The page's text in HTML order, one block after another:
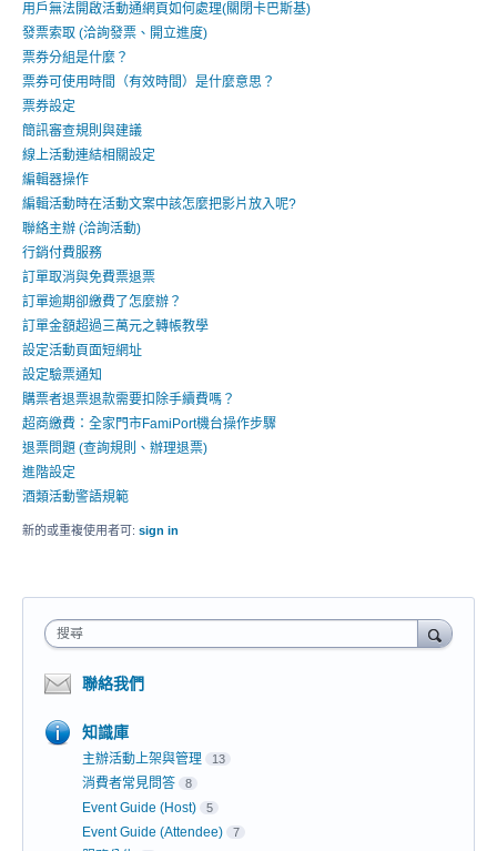
用戶無法開啟活動通網頁如何處理(關閉卡巴斯基)
發票索取 (洽詢發票、開立進度)
票券分組是什麼？
票券可使用時間（有效時間）是什麼意思？
票券設定
簡訊審查規則與建議
線上活動連結相關設定
編輯器操作
編輯活動時在活動文案中該怎麼把影片放入呢?
聯絡主辦 (洽詢活動)
行銷付費服務
訂單取消與免費票退票
訂單逾期卻繳費了怎麼辦？
訂單金額超過三萬元之轉帳教學
設定活動頁面短網址
設定驗票通知
購票者退票退款需要扣除手續費嗎？
超商繳費：全家門市FamiPort機台操作步驟
退票問題 (查詢規則、辦理退票)
進階設定
酒類活動警語規範
新的或重複使用者可: sign in
搜尋
聯絡我們
知識庫
主辦活動上架與管理 13
消費者常見問答 8
Event Guide (Host) 5
Event Guide (Attendee) 7